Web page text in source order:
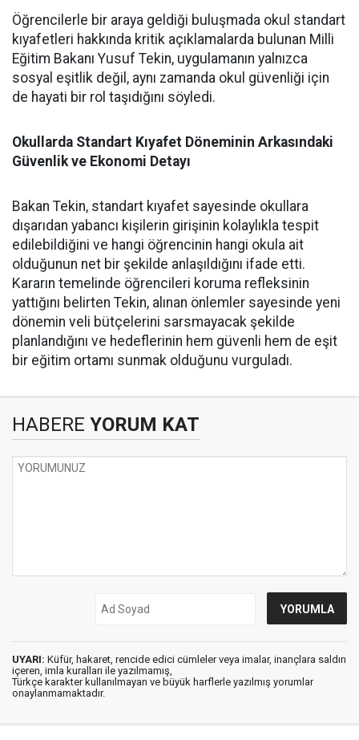
Öğrencilerle bir araya geldiği buluşmada okul standart
kıyafetleri hakkında kritik açıklamalarda bulunan Milli
Eğitim Bakanı Yusuf Tekin, uygulamanın yalnızca
sosyal eşitlik değil, aynı zamanda okul güvenliği için
de hayati bir rol taşıdığını söyledi.
Okullarda Standart Kıyafet Döneminin Arkasındaki
Güvenlik ve Ekonomi Detayı
Bakan Tekin, standart kıyafet sayesinde okullara
dışarıdan yabancı kişilerin girişinin kolaylıkla tespit
edilebildiğini ve hangi öğrencinin hangi okula ait
olduğunun net bir şekilde anlaşıldığını ifade etti.
Kararın temelinde öğrencileri koruma refleksinin
yattığını belirten Tekin, alınan önlemler sayesinde yeni
dönemin veli bütçelerini sarsmayacak şekilde
planlandığını ve hedeflerinin hem güvenli hem de eşit
bir eğitim ortamı sunmak olduğunu vurguladı.
HABERE YORUM KAT
UYARI: Küfür, hakaret, rencide edici cümleler veya imalar, inançlara saldırı
içeren, imla kuralları ile yazılmamış,
Türkçe karakter kullanılmayan ve büyük harflerle yazılmış yorumlar
onaylanmamaktadır.